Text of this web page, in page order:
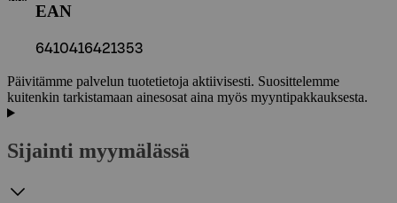
EAN
6410416421353
Päivitämme palvelun tuotetietoja aktiivisesti. Suosittelemme
kuitenkin tarkistamaan ainesosat aina myös myyntipakkauksesta.
Sijainti myymälässä